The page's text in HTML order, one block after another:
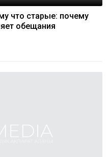
что старые: почему
обещания